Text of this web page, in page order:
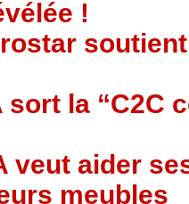
!
sort la “C2C
veut aider
meubles